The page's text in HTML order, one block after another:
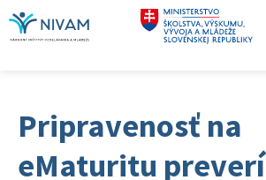
Pripravenosť na
eMaturitu preverí